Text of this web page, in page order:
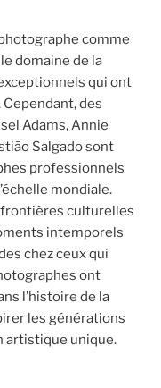
comme
domaine de la
qui ont
des
Adams, Annie
Salgado sont
professionnels
mondiale.
culturelles
intemporels
chez ceux qui
ont
l’histoire de la
les générations
artistique unique.